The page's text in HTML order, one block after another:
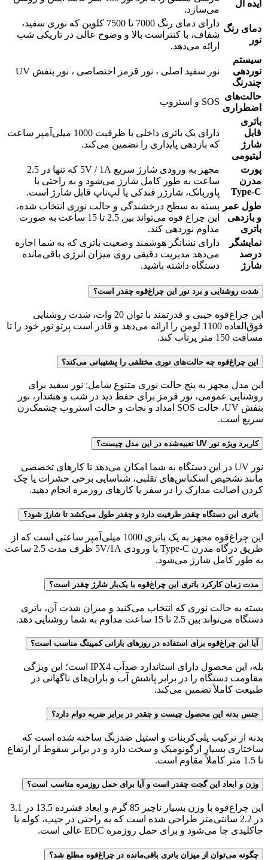
ایده آل
می‌سازد.
دمای رنگ
نور
دارای دمای رنگ 7000 تا 7500 کلوین که نوری سفید،
شفاف، با کنتراست بالا و وضوح عالی در تاریکی شب
ارائه می‌دهد.
سیستم
نوردهی
چندرنگ
نور سفید اصلی ، نور قرمز اختصاصی ، نور بنفش UV
حالت‌های
اضطراری
SOS و استروب
باتری
قابل
شارژ
لیتیومی
دارای یک باتری داخلی با ظرفیت 1000 میلی‌آمپر ساعت
که بازدهی پایداری را تضمین می‌کند.
پورت
مدرن
Type-C
مجهز به ورودی شارژ سریع 5V / 1A که تنها در 2.5
ساعت به طور کامل شارژ می‌شود و به راحتی با
پاوربانک، شارژر فندکی یا لپ‌تاپ قابل شارژ است.
طول عمر
و بازدهی
باتری
بسته به سطح درخشندگی و حالت نوری انتخاب شده،
این چراغ قوه می‌تواند بین 2.5 تا 15 ساعت به صورت
مداوم نوردهی کند.
نمایشگر
درصد
شارژ
دارای نشانگر هوشمند وضعیت باتری که به شما اجازه
می‌دهد مدیریت دقیقی روی میزان انرژی باقی‌مانده
دستگاه داشته باشید.
شدت روشنایی و برد نور این چراغ‌قوه چقدر است؟
این چراغ‌قوه جیبی و قدرتمند با توان 20 وات، شدت روشنایی
فوق‌العاده 1100 لومن را ارائه می‌دهد و قادر است پرتو نور خود را تا
مسافت 150 متر پرتاب کند.
این چراغ‌قوه چه حالت‌های نوری مختلفی را پشتیبانی می‌کند؟
این مدل مجهز به پنج حالت نوری متنوع شامل: نور سفید برای
روشنایی عمومی، نور قرمز برای حفظ دید در شب و هشدار، نور
بنفش UV، حالت SOS امداد و نجات و حالت استروب چشمک‌زن
سریع است.
کاربرد ویژه نور UV تعبیه‌شده در این مدل چیست؟
نور UV در این دستگاه به شما امکان می‌دهد تا کارهای تخصصی
مانند تشخیص اسکناس‌های تقلبی، شناسایی برخی حشرات یا چک
کردن اصالت مدارک را در سفر یا کارهای روزمره انجام دهید.
باتری این دستگاه چقدر ظرفیت دارد و چقدر طول می‌کشد تا شارژ شود؟
این چراغ‌قوه مجهز به یک باتری 1000 میلی‌آمپر ساعتی است که از
طریق درگاه مدرن Type-C با ورودی 5V/1A ظرف مدت 2.5 ساعت
به طور کامل شارژ می‌شود.
مدت زمان کارکرد باتری این چراغ‌قوه با یک‌بار شارژ چقدر است؟
بسته به حالت نوری که انتخاب می‌کنید و میزان شدت آن، باتری
دستگاه می‌تواند بین 2.5 تا 15 ساعت مداوم به شما روشنایی دهد.
آیا این چراغ‌قوه برای استفاده در روزهای بارانی کمپینگ مناسب است؟
بله، این محصول دارای استاندارد ضدآب IPX4 است؛ این ویژگی
مقاومت دستگاه را در برابر پاشش آب و باران‌های ناگهانی در
طبیعت کاملاً تضمین می‌کند.
جنس بدنه این محصول چیست و چقدر در برابر ضربه دوام دارد؟
بدنه از ترکیب پلی‌کربنات و استیل ضدزنگ ساخته شده است که
ساختاری بسیار ارگونومیک و سخت دارد و در برابر سقوط از ارتفاع
تا 1.5 متر کاملاً مقاوم است.
وزن و ابعاد این گجت چقدر است و آیا برای حمل روزمره مناسب است؟
این چراغ‌قوه با وزن بسیار ناچیز 85 گرم و ابعاد فشرده 13.5 در 3.1
در 2.2 سانتی‌متر طراحی شده است که به راحتی در جیب، کوله یا
جاکلیدی جا می‌شود و برای حمل روزمره EDC عالی است.
چگونه می‌توان از میزان باتری باقی‌مانده در چراغ‌قوه مطلع شد؟